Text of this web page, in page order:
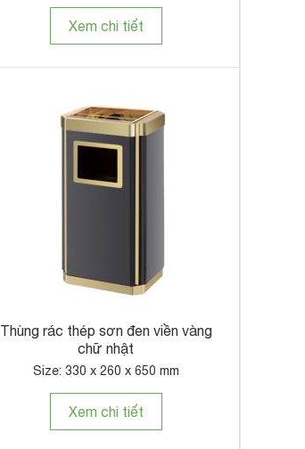
Xem chi tiết
Thùng rác thép sơn đen viền vàng
chữ nhật
Size: 330 x 260 x 650 mm
Xem chi tiết